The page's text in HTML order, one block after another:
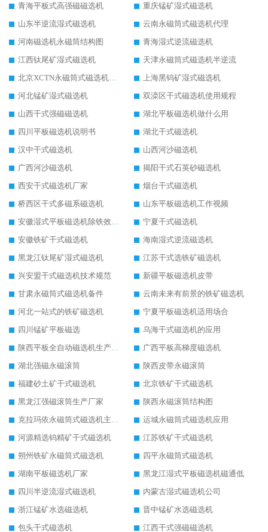
青海平板式高强磁磁选机
重庆锰矿湿式磁选机
山东半逆流湿式磁选机
云南永磁筒式磁选机代理
河南磁选机永磁筒结构图
青海湿式逆流磁选机
江西钛尾矿湿式磁选机
天津永磁筒式磁选机半逆流
上海黑钨矿湿式磁选机
河北锰矿湿式磁选机
双滦区干式磁选机使用规程
山西干式强磁磁选机
湖北平板磁选机做什么用
四川平板磁选机说明书
湖北干式磁选机
汉中干式磁选机
山西河沙磁选机
广西河沙磁选机
揭阳干式石英砂磁选机
西安干式磁选机厂家
烟台干式磁选机
桥西区干式多磁系磁选机
山东平板磁选机工作视频
宁夏干式磁选机
安徽铁矿干式磁选机
海南湿式逆流磁选机
黑龙江钛尾矿湿式磁选机
江苏干式选铁矿磁选机
兴安盟干式磁选机技术规范
新疆平板磁选机皮带
甘肃永磁筒式磁选机备件
云南未来有前景的铁矿磁选机
河北一站式的铁矿磁选机
宁夏平板磁选机适用场合
四川锰矿平板磁选
乌海干式磁选机的应用
广西平板高梯度磁选机
湖北强磁永磁滚筒
陕西皮带永磁滚筒
福建砂土矿干式磁选机
北京铁矿干式磁选机
黑龙江强磁滚筒生产厂家
陕西永磁滚筒结构图
运城永磁筒式磁选机应用
河源精选钨精矿干式磁选机
江苏铁矿干式磁选机
朔州铁矿永磁筒式磁选机
四平永磁筒式磁选机
湖南平板磁选机厂家
黑龙江湿式平板磁选机磁通低
四川半逆流湿式磁选机
内蒙古湿式磁选机公司
浙江锰矿水选磁选机
晋中锰矿水选磁选机
包头干式磁选机
江西干式强磁磁选机